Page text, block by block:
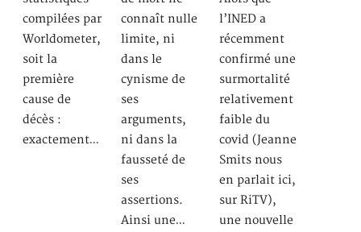
compilées par
Worldometer,
soit la
première
cause de
décès :
exactement…
connaît nulle
limite, ni
dans le
cynisme de
ses
arguments,
ni dans la
fausseté de
ses
assertions.
Ainsi une…
l’INED a
récemment
confirmé une
surmortalité
relativement
faible du
covid (Jeanne
Smits nous
en parlait ici,
sur RiTV),
une nouvelle